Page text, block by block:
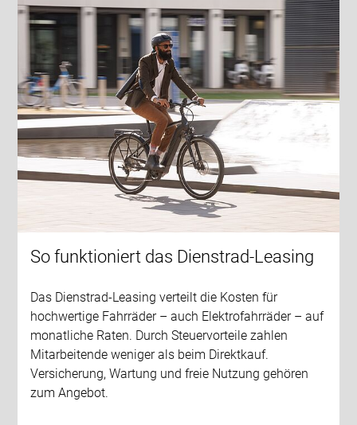
So funktioniert das Dienstrad-Leasing
Das Dienstrad-Leasing verteilt die Kosten für
hochwertige Fahrräder – auch Elektrofahrräder – auf
monatliche Raten. Durch Steuervorteile zahlen
Mitarbeitende weniger als beim Direktkauf.
Versicherung, Wartung und freie Nutzung gehören
zum Angebot.